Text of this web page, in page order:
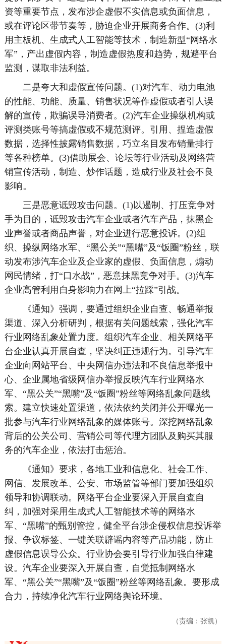
资等重要节点，发布涉企虚假不实信息或负面信息，
或在评论区带节奏等，胁迫企业开展商务合作。(3)利
用主板机、生成式人工智能等技术，制造新型“网络水
军”，产出虚假内容，制造虚假热度和趋势，规避平台
监测，谋取非法利益。
二是夸大和虚假宣传问题。(1)对汽车、动力电池
的性能、功能、质量、销售状况等作虚假或者引人误
解的宣传，欺骗误导消费者。(2)汽车企业操纵机构或
评测类账号等搞虚假或不规范测评。引用、捏造虚假
数据，选择性披露销售数据，巧立名目发布销量排行
等各种榜单。(3)借助展会、论坛等行业活动及网络营
销宣传活动，制造、炒作话题，造成行业及社会不良
影响。
三是恶意诋毁攻击问题。(1)以遏制、打压竞争对
手为目的，诋毁攻击汽车企业或者汽车产品，抹黑企
业声誉或者商品声誉，对企业进行恶意投诉。(2)组
织、操纵网络水军、“黑公关”“黑嘴”及“饭圈”粉丝，联
动发布涉汽车企业及企业家的虚假、负面信息，煽动
网民情绪，打“口水战”，恶意抹黑竞争对手。(3)汽车
企业高管利用自身影响力在网上“拉踩”引战。
《通知》强调，要通过组织企业自查、畅通举报
渠道、深入分析研判，根据有关问题线索，强化汽车
行业网络乱象处置力度。组织汽车企业、相关网络平
台企业认真开展自查，坚决纠正违规行为。引导汽车
企业向网站平台、中央网信办违法和不良信息举报中
心、企业属地省级网信办举报反映汽车行业网络水
军、“黑公关”“黑嘴”及“饭圈”粉丝等网络乱象问题线
索。建立快速处置渠道，依法依约关闭并公开曝光一
批参与汽车行业网络乱象的媒体账号。深挖网络乱象
背后的公关公司、营销公司等代理方团队及购买其服
务的汽车企业，依法打击惩治。
《通知》要求，各地工业和信息化、社会工作、
网信、发展改革、公安、市场监管等部门要加强组织
领导和协调联动。网络平台企业要深入开展自查自
纠，加强对采用生成式人工智能技术等的网络水
军、“黑嘴”的甄别管控，健全平台涉企侵权信息投诉举
报、争议标签、一键关联辟谣内容等产品功能，防止
虚假信息误导公众。行业协会要引导行业加强自律建
设。汽车企业要深入开展自查，自觉抵制网络水
军、“黑公关”“黑嘴”及“饭圈”粉丝等网络乱象。要形成
合力，持续净化汽车行业网络舆论环境。
（责编：张凯）